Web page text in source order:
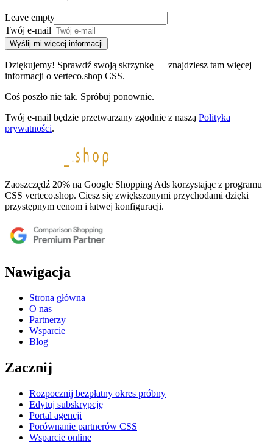
Leave empty
Twój e-mail
Wyślij mi więcej informacji
Dziękujemy! Sprawdź swoją skrzynkę — znajdziesz tam więcej
informacji o verteco.shop CSS.
Coś poszło nie tak. Spróbuj ponownie.
Twój e-mail będzie przetwarzany zgodnie z naszą Polityka
prywatności.
Zaoszczędź 20% na Google Shopping Ads korzystając z programu
CSS verteco.shop. Ciesz się zwiększonymi przychodami dzięki
przystępnym cenom i łatwej konfiguracji.
Nawigacja
Strona główna
O nas
Partnerzy
Wsparcie
Blog
Zacznij
Rozpocznij bezpłatny okres próbny
Edytuj subskrypcję
Portal agencji
Porównanie partnerów CSS
Wsparcie online